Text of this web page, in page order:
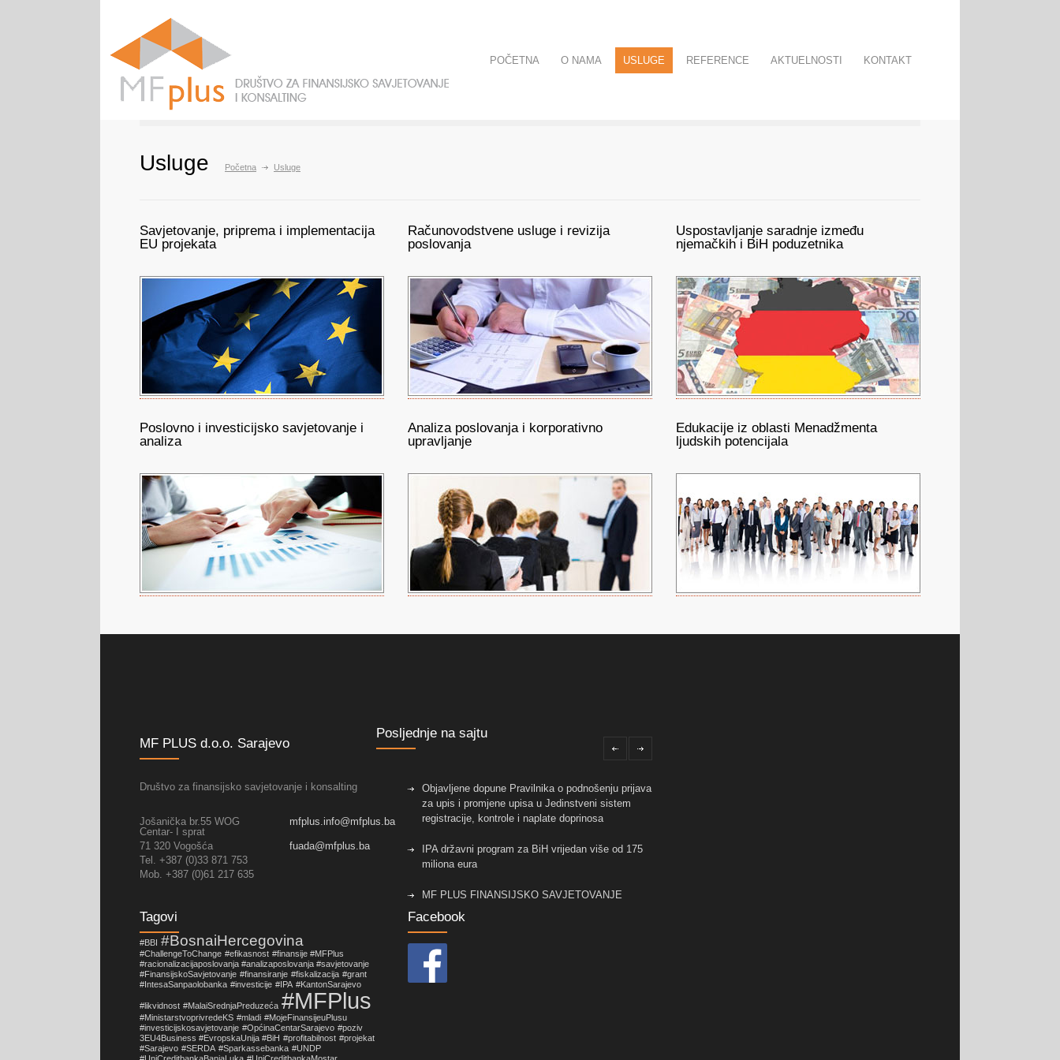
POČETNA O NAMA USLUGE REFERENCE AKTUELNOSTI KONTAKT
Usluge Početna Usluge
Savjetovanje, priprema i implementacija
EU projekata
Računovodstvene usluge i revizija
poslovanja
Uspostavljanje saradnje između
njemačkih i BiH poduzetnika
Poslovno i investicijsko savjetovanje i
analiza
Analiza poslovanja i korporativno
upravljanje
Edukacije iz oblasti Menadžmenta
ljudskih potencijala
MF PLUS d.o.o. Sarajevo
Društvo za finansijsko savjetovanje i konsalting
Jošanička br.55 WOG
Centar- I sprat
mfplus.info@mfplus.ba
71 320 Vogošća
fuada@mfplus.ba
Tel. +387 (0)33 871 753
Mob. +387 (0)61 217 635
Posljednje na sajtu
Objavljene dopune Pravilnika o podnošenju prijava
za upis i promjene upisa u Jedinstveni sistem
registracije, kontrole i naplate doprinosa
IPA državni program za BiH vrijedan više od 175
miliona eura
MF PLUS FINANSIJSKO SAVJETOVANJE
primjenu Zakona o fiskalnim sistemima u FBiH!
Nova prilika za mala i srednja preduzeća sa
područja Općine Centar Sarajevo
Tagovi
#BBI #BosnaiHercegovina
#ChallengeToChange #efikasnost #finansije #MFPlus
#racionalizacijaposlovanja #analizaposlovanja #savjetovanje
#FinansijskoSavjetovanje #finansiranje #fiskalizacija #grant
#IntesaSanpaolobanka #investicije #IPA #KantonSarajevo
#likvidnost #MalaiSrednjaPreduzeća #MFPlus
#MinistarstvoprivredeKS #mladi #MojeFinansijeuPlusu
#investicijskosavjetovanje #OpćinaCentarSarajevo #poziv
3EU4Business #EvropskaUnija #BiH #profitabilnost #projekat
#Sarajevo #SERDA #Sparkassebanka #UNDP
Facebook